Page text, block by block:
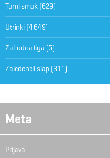
Turni smuk(629)
Utrinki(4.649)
Zahodna liga (5)
Zaledeneli slap (311)
Meta
Prijava